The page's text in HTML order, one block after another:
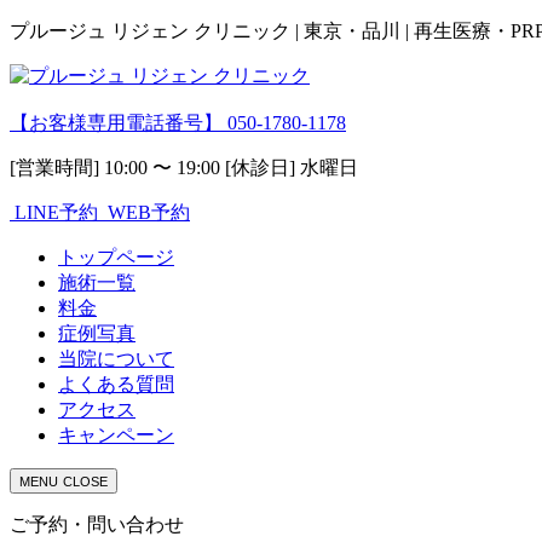
プルージュ リジェン クリニック | 東京・品川 | 再生医療・
【お客様専用電話番号】 050-1780-1178
[営業時間] 10:00 〜 19:00 [休診日] 水曜日
LINE予約 WEB予約
トップページ
施術一覧
料金
症例写真
当院について
よくある質問
アクセス
キャンペーン
MENU CLOSE
ご予約・問い合わせ